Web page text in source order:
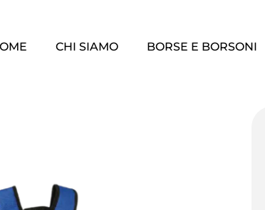
CHI SIAMO BORSE E BORSONI